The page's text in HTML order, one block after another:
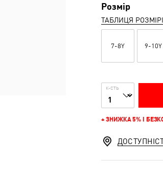
Розмір
ТАБЛИЦЯ
7-8Y 9-10Y
К-СТЬ
+ ЗНИЖКА 5% І